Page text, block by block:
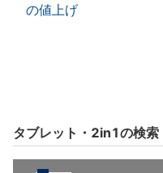
の値上げ
タブレット・2in1の検索